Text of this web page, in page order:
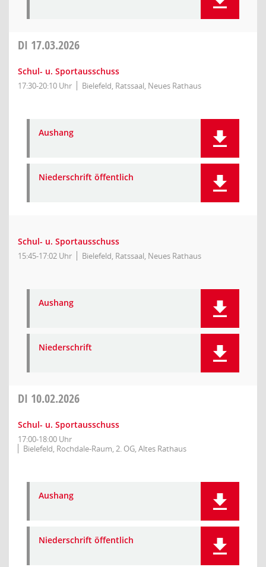
DI 17.03.2026
Schul- u. Sportausschuss
17:30-20:10 Uhr Bielefeld, Ratssaal, Neues Rathaus
Aushang
Niederschrift öffentlich
Schul- u. Sportausschuss
15:45-17:02 Uhr Bielefeld, Ratssaal, Neues Rathaus
Aushang
Niederschrift
DI 10.02.2026
Schul- u. Sportausschuss
17:00-18:00 Uhr
Bielefeld, Rochdale-Raum, 2. OG, Altes Rathaus
Aushang
Niederschrift öffentlich